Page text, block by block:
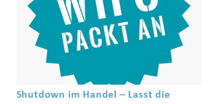
Shutdown im Handel – Lasst die